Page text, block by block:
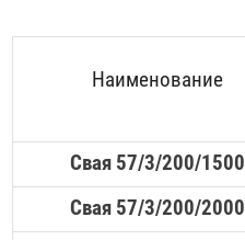
Наименование
Свая 57/3/200/1500
Свая 57/3/200/2000